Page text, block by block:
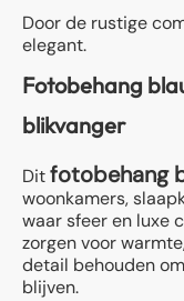
Door de rustige
elegant.
Fotobehang
blikvanger
Ditfotobehang
woonkamers,
waar sfeer en luxe
zorgen voor
detail behouden
blijven.